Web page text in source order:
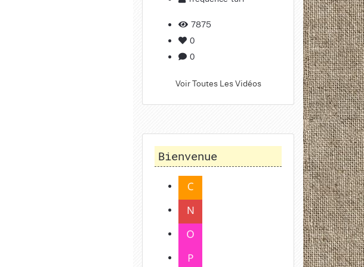
7875
0
0
Voir Toutes Les Vidéos
Bienvenue